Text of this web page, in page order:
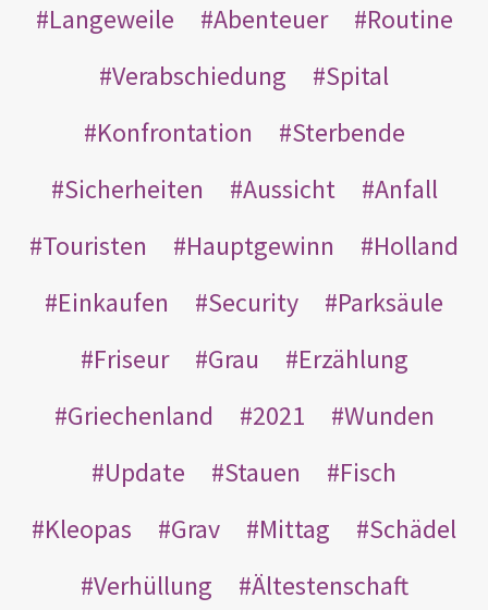
Langeweile
Abenteuer
Routine
Verabschiedung
Spital
Konfrontation
Sterbende
Sicherheiten
Aussicht
Anfall
Touristen
Hauptgewinn
Holland
Einkaufen
Security
Parksäule
Friseur
Grau
Erzählung
Griechenland
2021
Wunden
Update
Stauen
Fisch
Kleopas
Grav Mittag
Schädel
Verhüllung
Ältestenschaft